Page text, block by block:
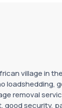
village in
loadshedding,
removal
security,